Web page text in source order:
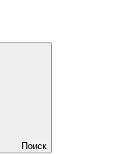
Поиск